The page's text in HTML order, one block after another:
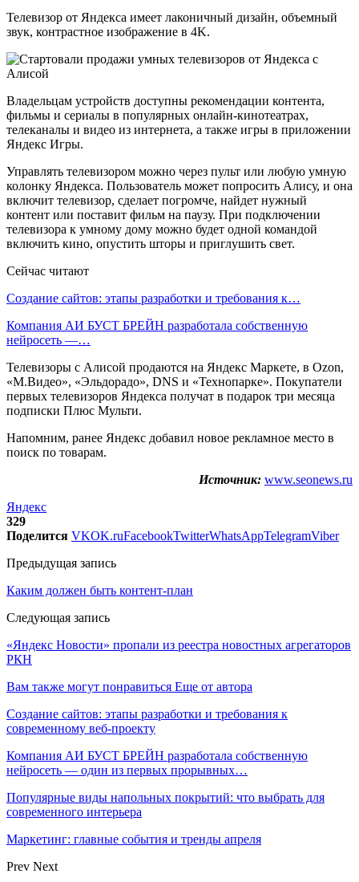
Телевизор от Яндекса имеет лаконичный дизайн, объемный
звук, контрастное изображение в 4K.
Владельцам устройств доступны рекомендации контента,
фильмы и сериалы в популярных онлайн-кинотеатрах,
телеканалы и видео из интернета, а также игры в приложении
Яндекс Игры.
Управлять телевизором можно через пульт или любую умную
колонку Яндекса. Пользователь может попросить Алису, и она
включит телевизор, сделает погромче, найдет нужный
контент или поставит фильм на паузу. При подключении
телевизора к умному дому можно будет одной командой
включить кино, опустить шторы и приглушить свет.
Сейчас читают
Создание сайтов: этапы разработки и требования к…
Компания АИ БУСТ БРЕЙН разработала собственную
нейросеть —…
Телевизоры с Алисой продаются на Яндекс Маркете, в Ozon,
«М.Видео», «Эльдорадо», DNS и «Технопарке». Покупатели
первых телевизоров Яндекса получат в подарок три месяца
подписки Плюс Мульти.
Напомним, ранее Яндекс добавил новое рекламное место в
поиск по товарам.
Источник: www.seonews.ru
Яндекс
329
Поделится VKOK.ruFacebookTwitterWhatsAppTelegramViber
Предыдущая запись
Каким должен быть контент-план
Следующая запись
«Яндекс Новости» пропали из реестра новостных агрегаторов
РКН
Вам также могут понравиться Еще от автора
Создание сайтов: этапы разработки и требования к
современному веб-проекту
Компания АИ БУСТ БРЕЙН разработала собственную
нейросеть — один из первых прорывных…
Популярные виды напольных покрытий: что выбрать для
современного интерьера
Маркетинг: главные события и тренды апреля
Prev Next